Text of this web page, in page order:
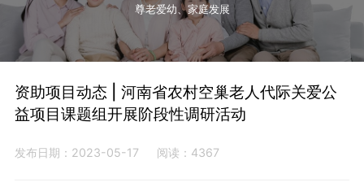
尊老爱幼、家庭发展
资助项目动态 | 河南省农村空巢老人代际关爱公
益项目课题组开展阶段性调研活动
发布日期：2023-05-17 阅读：4367